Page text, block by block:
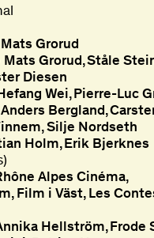
Mats Grorud
Mats Grorud Ståle
Diesen
Wei Pierre-Luc
Anders Bergland
Silje Nordseth
Holm Erik Bjerknes
Alpes Cinéma
Film i Väst Les
Hellström Frode